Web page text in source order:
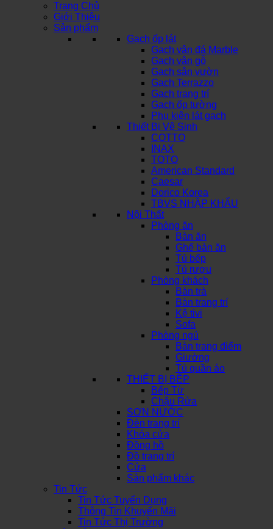
Trang Chủ
Giới Thiệu
Sản phẩm
Gạch ốp lát
Gạch vân đá Marble
Gạch vân gỗ
Gạch sân vườn
Gạch Terrazzo
Gạch trang trí
Gạch ốp tường
Phụ kiện lát gạch
Thiết Bị Vệ Sinh
COTTO
INAX
TOTO
American Standard
Caesar
Dorico Korea
TBVS NHẬP KHẨU
Nội Thất
Phòng ăn
Bàn ăn
Ghế bàn ăn
Tủ bếp
Tủ rượu
Phòng khách
Bàn trà
Bàn trang trí
Kệ tivi
Sofa
Phòng ngủ
Bàn trang điểm
Giường
Tủ quần áo
THIẾT BỊ BẾP
Bếp Từ
Chậu Rửa
SƠN NƯỚC
Đèn trang trí
Khóa cửa
Đồng hồ
Đồ trang trí
Cửa
Sản phẩm khác
Tin Tức
Tin Tức Tuyển Dụng
Thông Tin Khuyến Mãi
Tin Tức Thị Trường